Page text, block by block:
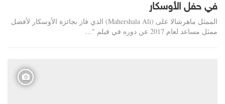
في حفل الأوسكار
الممثل ماهرشالا على (Mahershala Ali) الذي فاز بجائزة الأوسكار لأفضل
ممثل مساعد لعام 2017 عن دوره في فيلم "…